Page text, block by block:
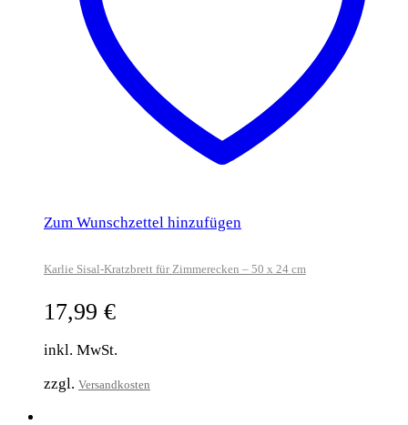
Zum Wunschzettel hinzufügen
Karlie Sisal-Kratzbrett für Zimmerecken – 50 x 24 cm
17,99 €
inkl. MwSt.
zzgl. Versandkosten